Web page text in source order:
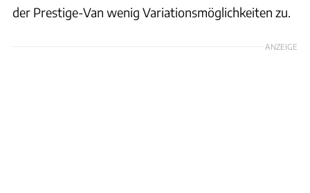
der Prestige-Van wenig Variationsmöglichkeiten zu.
ANZEIGE